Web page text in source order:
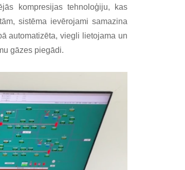
kompresijas tehnoloģiju, kas
sistēma ievērojami samazina
automatizēta, viegli lietojama un
gāzes piegādi.